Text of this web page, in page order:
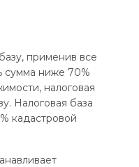
применив все
сумма ниже 70%
налоговая
Налоговая база
кадастровой